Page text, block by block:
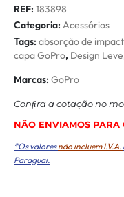
REF: 183898
Categoria: Acessórios
Tags: absorção de
capa GoPro, Design Leve
Marcas: GoPro
Conﬁra a cotação no
NÃO ENVIAMOS PARA
*Os valoresnão incluem I.V.A.
Paraguai.